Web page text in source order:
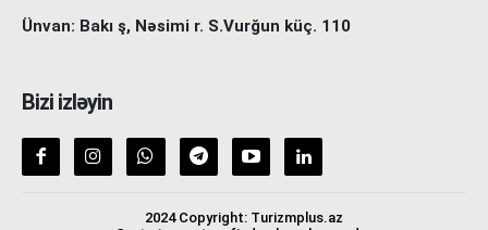
Ünvan: Bakı ş, Nəsimi r. S.Vurğun küç. 110
Bizi izləyin
2024 Copyright: Turizmplus.az